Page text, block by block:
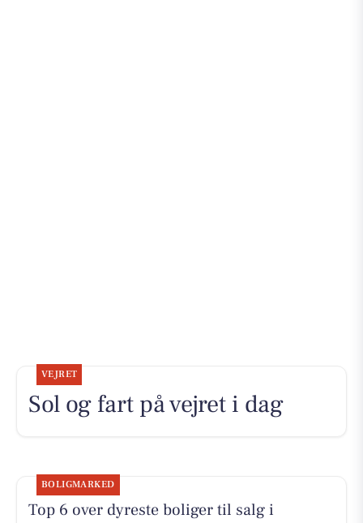
VEJRET
Sol og fart på vejret i dag
BOLIGMARKED
Top 6 over dyreste boliger til salg i